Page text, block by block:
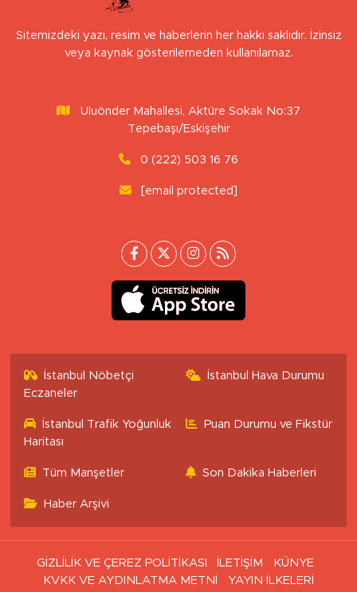
Sitemizdeki yazı, resim ve haberlerin her hakkı saklıdır. İzinsiz
veya kaynak gösterilemeden kullanılamaz.
Uluönder Mahallesi, Aktüre Sokak No:37
Tepebaşı/Eskişehir
0 (222) 503 16 76
[email protected]
İstanbul Nöbetçi
Eczaneler
İstanbul Hava Durumu
İstanbul Trafik Yoğunluk
Haritası
Puan Durumu ve Fikstür
Tüm Manşetler Son Dakika Haberleri
Haber Arşivi
GİZLİLİK VE ÇEREZ POLİTİKASI İLETİŞİM
KÜNYE
KVKK VE AYDINLATMA METNİ
YAYIN İLKELERİ